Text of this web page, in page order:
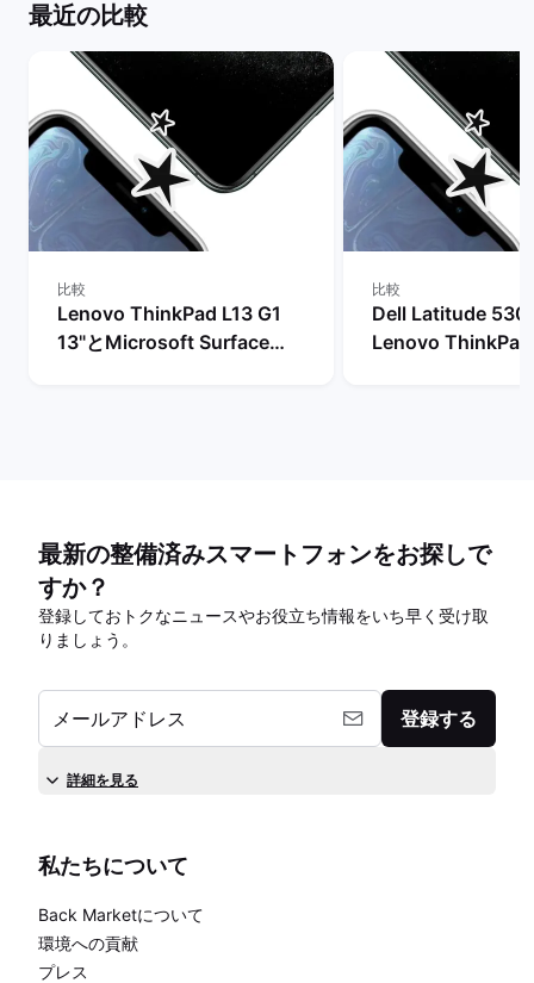
最近の比較
比較
Lenovo ThinkPad L13 G1
13"とMicrosoft Surface
比較
Dell Latitude
Lenovo ThinkPad
最新の整備済みスマートフォンをお探しで
すか？
登録しておトクなニュースやお役立ち情報をいち早く受け取
りましょう。
メールアドレス 登録する
詳細を見る
私たちについて
Back Marketについて
環境への貢献
プレス